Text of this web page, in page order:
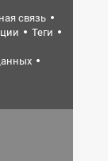
связь
Теги